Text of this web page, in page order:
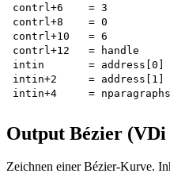
contrl+6    = 3
contrl+8    = 0
contrl+10   = 6
contrl+12   = handle
intin       = address[0]
intin+2     = address[1]
Output Bézier (VDi
Zeichnen einer Bézier-Kurve.